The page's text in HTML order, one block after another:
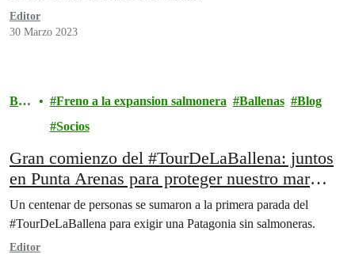
Editor
30 Marzo 2023
Blo
Freno a la expansion salmonera Ballenas
Blog
Socios
Gran comienzo del #TourDeLaBallena: juntos
en Punta Arenas para proteger nuestro mar
patagónico
Un centenar de personas se sumaron a la primera parada del
#TourDeLaBallena para exigir una Patagonia sin salmoneras.
Editor